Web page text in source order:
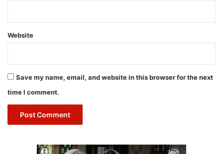
Website
Save my name, email, and website in this browser for the next
time I comment.